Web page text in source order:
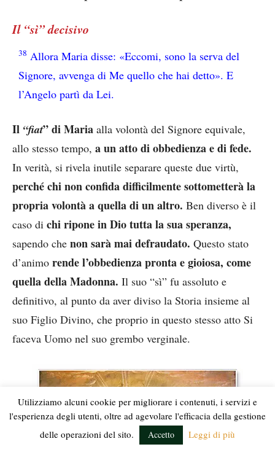
Il “sì” decisivo
38 Allora Maria disse: «Eccomi, sono la serva del
Signore, avvenga di Me quello che hai detto». E
l’Angelo partì da Lei.
Il “fiat” di Maria alla volontà del Signore equivale,
allo stesso tempo, a un atto di obbedienza e di fede.
In verità, si rivela inutile separare queste due virtù,
perché chi non confida difficilmente sottometterà la
propria volontà a quella di un altro. Ben diverso è il
caso di chi ripone in Dio tutta la sua speranza,
sapendo che non sarà mai defraudato. Questo stato
d’animo rende l’obbedienza pronta e gioiosa, come
quella della Madonna. Il suo “sì” fu assoluto e
definitivo, al punto da aver diviso la Storia insieme al
suo Figlio Divino, che proprio in questo stesso atto Si
faceva Uomo nel suo grembo verginale.
Utilizziamo alcuni cookie per migliorare i contenuti, i servizi e
l'esperienza degli utenti, oltre ad agevolare l'efficacia della gestione
delle operazioni del sito.
Accetto Leggi di più